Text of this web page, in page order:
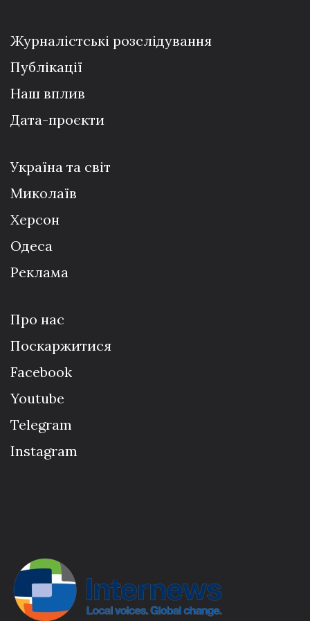
Журналістські розслідування
Публікації
Наш вплив
Дата-проєкти
Україна та світ
Миколаїв
Херсон
Одеса
Реклама
Про нас
Поскаржитися
Facebook
Youtube
Telegram
Instagram